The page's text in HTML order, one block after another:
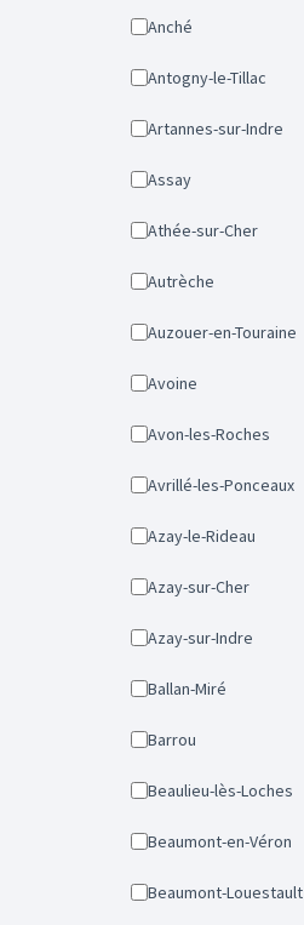
Anché
Antogny-le-Tillac
Artannes-sur-Indre
Assay
Athée-sur-Cher
Autrèche
Auzouer-en-Touraine
Avoine
Avon-les-Roches
Avrillé-les-Ponceaux
Azay-le-Rideau
Azay-sur-Cher
Azay-sur-Indre
Ballan-Miré
Barrou
Beaulieu-lès-Loches
Beaumont-en-Véron
Beaumont-Louestault